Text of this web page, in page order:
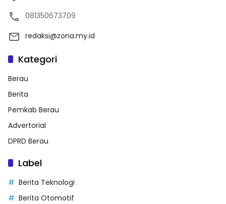
081350673709
redaksi@zona.my.id
Kategori
Berau
Berita
Pemkab Berau
Advertorial
DPRD Berau
Label
Berita Teknologi
Berita Otomotif